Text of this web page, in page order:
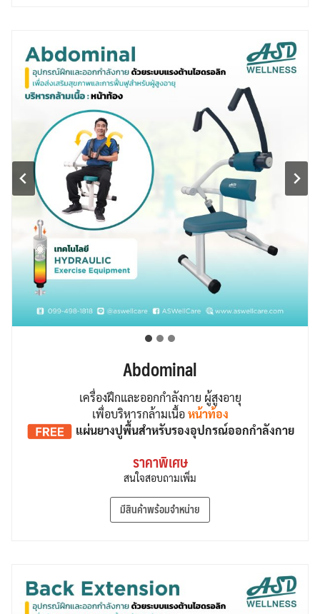
Abdominal
เครื่องฝึกและออกกำลังกาย ผู้สูงอายุ
เพื่อบริหารกล้ามเนื้อ หน้าท้อง
แผ่นยางปูพื้นสำหรับรองอุปกรณ์ออกกำลังกาย
ราคาพิเศษ
สนใจสอบถามเพิ่ม
มีสินค้าพร้อมจำหน่าย